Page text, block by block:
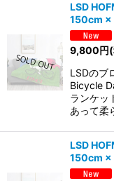
LSD
150cm
9,800円
LSDのブ
Bicycle
ランケッ
あって柔
LSD
150cm